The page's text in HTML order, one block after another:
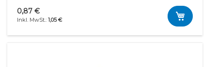
1,05 €
0,87 €